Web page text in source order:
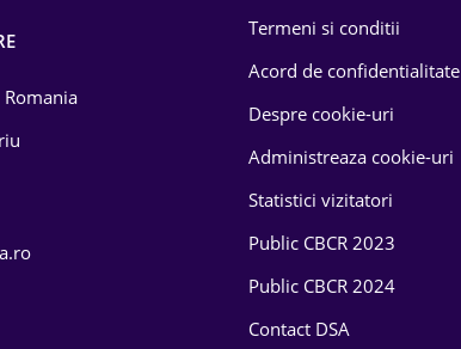
Romania
Termeni si conditii
Acord de confidentialitate
Despre cookie-uri
Administreaza cookie-uri
Statistici vizitatori
Public CBCR 2023
Public CBCR 2024
Contact DSA